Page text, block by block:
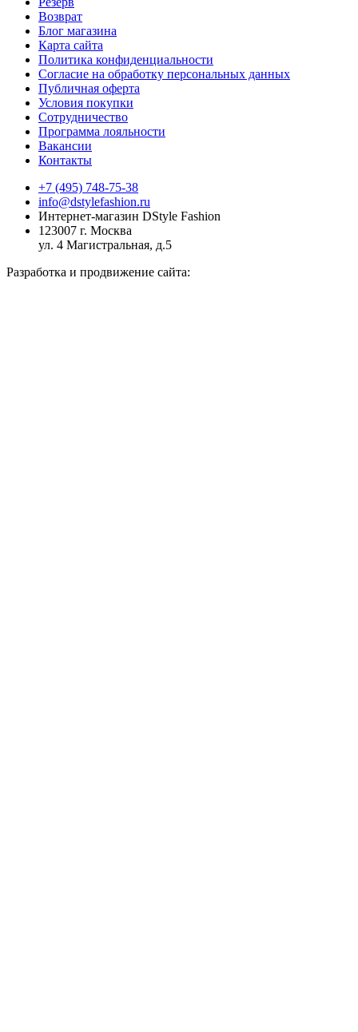
Возврат
Блог магазина
Карта сайта
Политика конфиденциальности
Согласие на обработку персональных данных
Публичная оферта
Условия покупки
Сотрудничество
Программа лояльности
Вакансии
Контакты
+7 (495) 748-75-38
info@dstylefashion.ru
Интернет-магазин DStyle Fashion
123007 г. Москва
ул. 4 Магистральная, д.5
Разработка и продвижение сайта: